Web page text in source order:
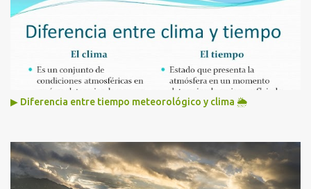
▶ Diferencia entre tiempo meteorológico y clima 🌦️